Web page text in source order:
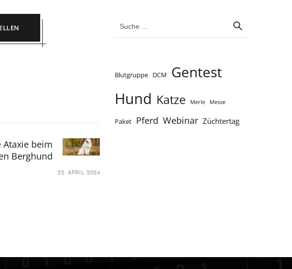
Ataxie beim
Berghund
22. APRIL 2024
Blutgruppe DCM Gentest
Hund Katze Merle Messe
Paket Pferd Webinar Züchtertag